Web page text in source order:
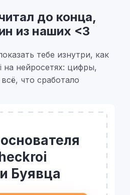
до конца,
из наших <3
тебе изнутри, как
нейросетях: цифры,
что сработало
Буявца